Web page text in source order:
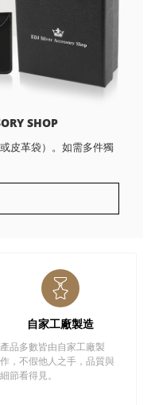
SHOP
皮革袋）。如需多件獨
自家工廠製造
產品多數皆由自家工廠製
作，不假他人之手，品質與
細節看得見。